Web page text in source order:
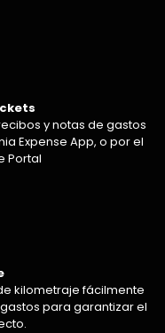
y notas de gastos
Expense App, o por el
Portal
kilometraje fácilmente
para garantizar el